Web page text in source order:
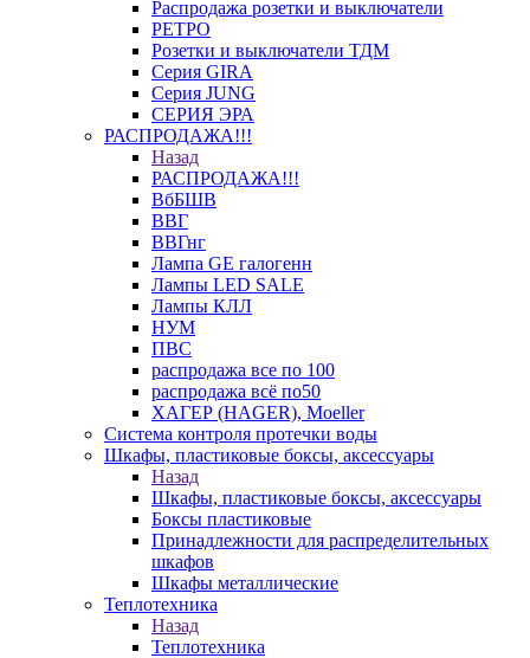
Распродажа розетки и выключатели
РЕТРО
Розетки и выключатели ТДМ
Серия GIRA
Серия JUNG
СЕРИЯ ЭРА
РАСПРОДАЖА!!!
Назад
РАСПРОДАЖА!!!
ВбБШВ
ВВГ
ВВГнг
Лампа GE галогенн
Лампы LED SALE
Лампы КЛЛ
НУМ
ПВС
распродажа все по 100
распродажа всё по50
ХАГЕР (HAGER), Moeller
Система контроля протечки воды
Шкафы, пластиковые боксы, аксессуары
Назад
Шкафы, пластиковые боксы, аксессуары
Боксы пластиковые
Принадлежности для распределительных
шкафов
Шкафы металлические
Теплотехника
Назад
Теплотехника